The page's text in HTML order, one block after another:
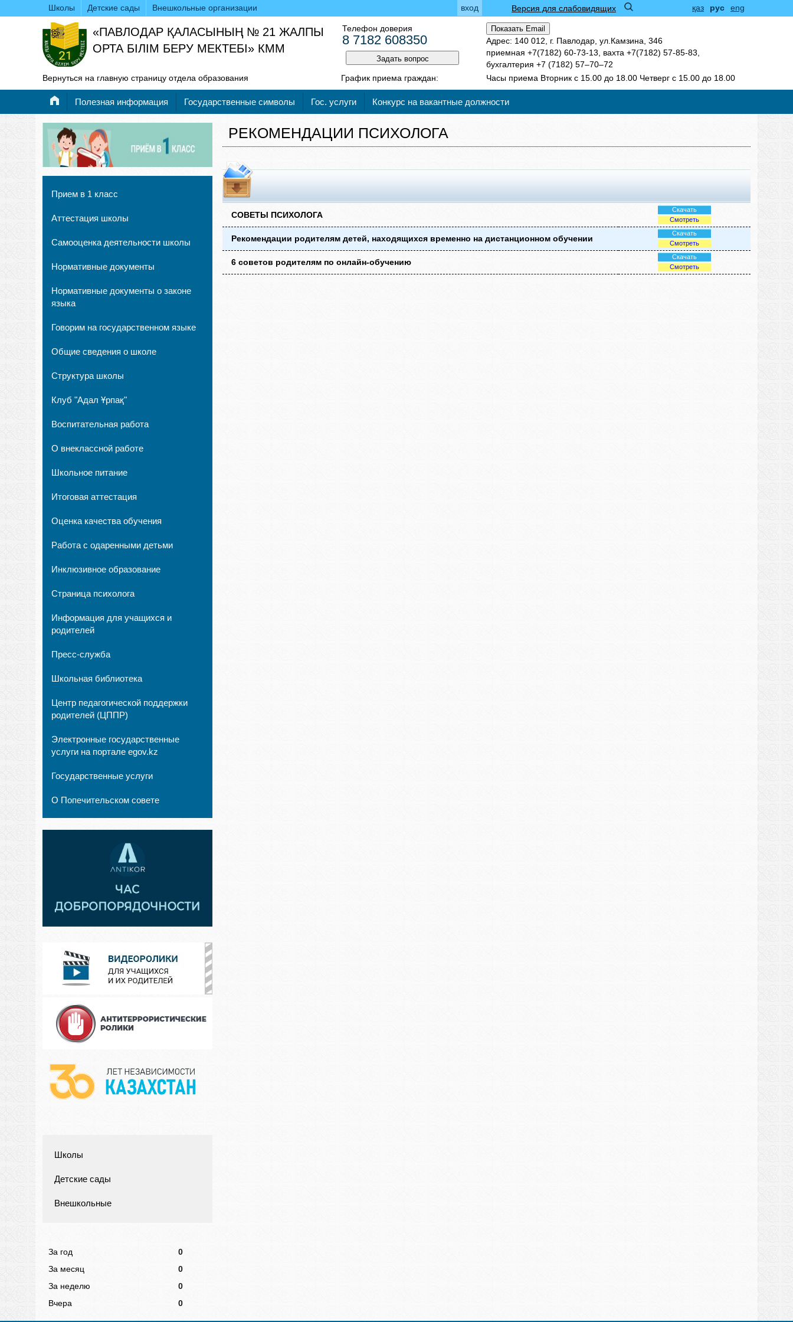
Школы Детские сады Внешкольные организации қаз рус eng
Версия для слабовидящих
вход
«ПАВЛОДАР ҚАЛАСЫНЫҢ № 21 ЖАЛПЫ
ОРТА БІЛІМ БЕРУ МЕКТЕБІ» КММ
Телефон доверия
8 7182 608350
Задать вопрос
Показать Email
Адрес: 140 012, г. Павлодар, ул.Камзина, 346
приемная +7(7182) 60-73-13, вахта +7(7182) 57-85-83,
бухгалтерия +7 (7182) 57‒70‒72
Вернуться на главную страницу отдела образования
График приема граждан: Часы приема Вторник с 15.00 до 18.00 Четверг с 15.00 до 18.00
Полезная информация Государственные символы Гос. услуги Конкурс на вакантные должности
Прием в 1 класс
Аттестация школы
Самооценка деятельности школы
Нормативные документы
Нормативные документы о законе
языка
Говорим на государственном языке
Общие сведения о школе
Структура школы
Клуб "Адал Ұрпақ"
Воспитательная работа
О внеклассной работе
Школьное питание
Итоговая аттестация
Оценка качества обучения
Работа с одаренными детьми
Инклюзивное образование
Страница психолога
Информация для учащихся и
родителей
Пресс-служба
Школьная библиотека
Центр педагогической поддержки
родителей (ЦППР)
Электронные государственные
услуги на портале egov.kz
Государственные услуги
О Попечительском совете
Школы
Детские сады
Внешкольные
За год
0
За месяц
0
За неделю
0
Вчера
0
РЕКОМЕНДАЦИИ ПСИХОЛОГА
СОВЕТЫ ПСИХОЛОГА
Скачать
Смотреть
Рекомендации родителям детей, находящихся временно на дистанционном обучении
Скачать
Смотреть
6 советов родителям по онлайн-обучению
Скачать
Смотреть